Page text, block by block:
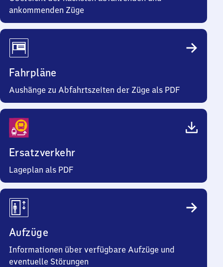
ankommenden Züge
Fahrpläne
Aushänge zu Abfahrtszeiten der Züge als PDF
Ersatzverkehr
Lageplan als PDF
Aufzüge
Informationen über verfügbare Aufzüge und
eventuelle Störungen